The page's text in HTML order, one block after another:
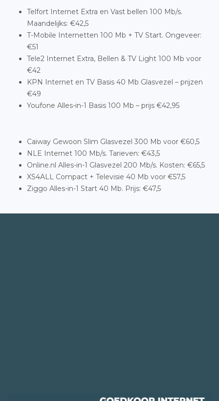
Telfort Internet Extra en Vast bellen 100 Mb/s.
Maandelijks: €42,5
T-Mobile Internetten 100 Mb + TV Start. Ongeveer:
€51
Tele2 Internet Extra, Bellen & TV Light 100 Mb voor
€42
KPN Internet en TV Basis 40 Mb Glasvezel – prijzen
€49
Youfone Alles-in-1 Basis 100 Mb – prijs €42,95
Caiway Gewoon Slim Glasvezel 300 Mb voor €60,5
NLE Internet 100 Mb/s. Tarieven: €43,5
Online.nl Alles-in-1 Glasvezel 200 Mb/s. Kosten: €65,5
XS4ALL Compact + Televisie 40 Mb voor €57,5
Ziggo Alles-in-1 Start 40 Mb. Prijs: €47,5